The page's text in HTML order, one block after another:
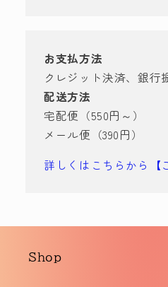
お支払方法
クレジット決済、銀行
配送方法
宅配便（550円～）
メール便（390円）
詳しくはこちらから【
Shop